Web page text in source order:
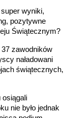
wyniki,
pozytywne
Świątecznym?
zawodników
naładowani
świątecznych,
osiągali
nie było jednak